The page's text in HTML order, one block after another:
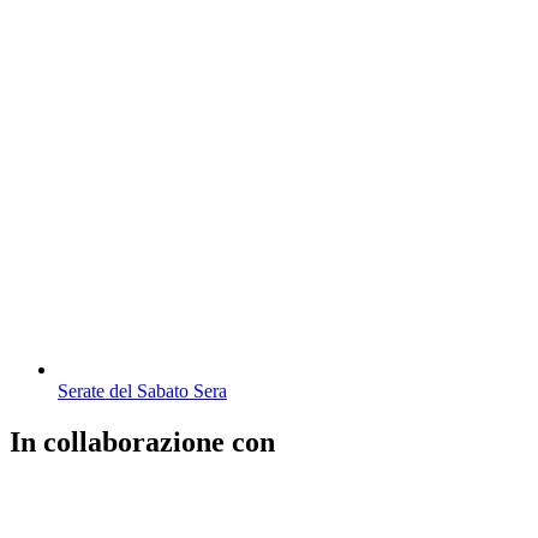
Serate del Sabato Sera
In collaborazione con